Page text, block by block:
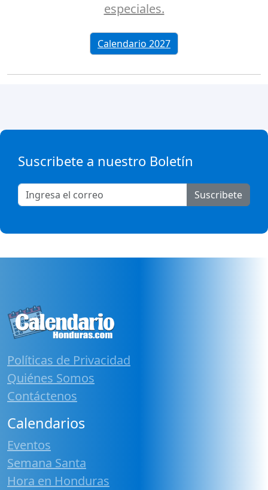
especiales.
Calendario 2027
Suscribete a nuestro Boletín
Suscribete
Políticas de Privacidad
Quiénes Somos
Contáctenos
Calendarios
Eventos
Semana Santa
Hora en Honduras